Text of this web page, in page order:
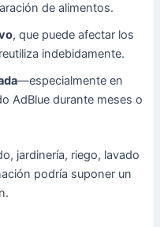
de alimentos.
, que puede afectar los
indebidamente.
—especialmente en
AdBlue durante meses o
jardinería, riego, lavado
podría suponer un